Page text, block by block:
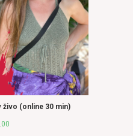
živo (online 30 min)